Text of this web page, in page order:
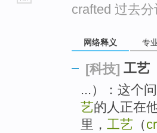
crafted 过去
网络释义 专
[科技] 工艺
...）：这个
艺的人正在
里， 工艺 （